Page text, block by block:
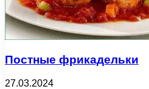
Постные фрикадельки
27.03.2024